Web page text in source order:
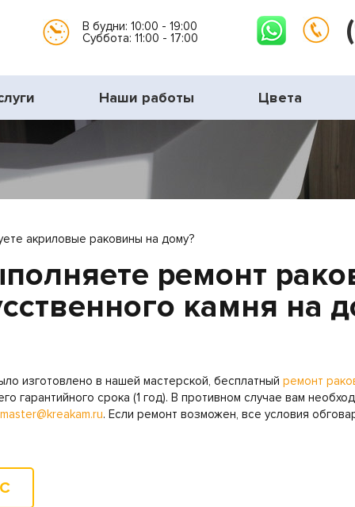
В будни: 10:00 - 19:00
Суббота: 11:00 - 17:00
Наши работы Цвета
акриловые раковины на дому?
ремонт
камня на
изготовлено в нашей мастерской, бесплатный ремонт
гарантийного срока (1 год). В противном случае вам
master@kreakam.ru. Если ремонт возможен, все условия